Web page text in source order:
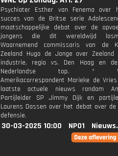
Psychiater Esther van Fenema over
succes van de Britse serie
maatschappelijke debat over de
jongens die dit wereldwijd
Waarnemend commissaris van de
Zeeland Hugo de Jonge over
industrie, regio vs. Den Haag en de
Nederlandse top. *
Amerikacorrespondent Marieke de
laatste actuele nieuws rondom
Partijleider SP Jimmy Dijk en
Laurens Dassen over het debat over de
defensie.
30-03-2025 10:00 NPO1